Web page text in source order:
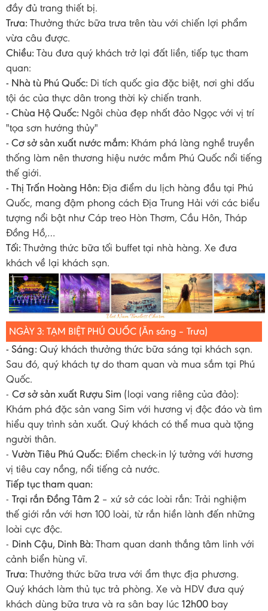
đầy đủ trang thiết bị.
Trưa: Thưởng thức bữa trưa trên tàu với chiến lợi phẩm
vừa câu được.
Chiều: Tàu đưa quý khách trở lại đất liền, tiếp tục tham
quan:
- Nhà tù Phú Quốc: Di tích quốc gia đặc biệt, nơi ghi dấu
tội ác của thực dân trong thời kỳ chiến tranh.
- Chùa Hộ Quốc: Ngôi chùa đẹp nhất đảo Ngọc với vị trí
"tọa sơn hướng thủy"
- Cơ sở sản xuất nước mắm: Khám phá làng nghề truyền
thống làm nên thương hiệu nước mắm Phú Quốc nổi tiếng
thế giới.
- Thị Trấn Hoàng Hôn: Địa điểm du lịch hàng đầu tại Phú
Quốc, mang đậm phong cách Địa Trung Hải với các biểu
tượng nổi bật như Cáp treo Hòn Thơm, Cầu Hôn, Tháp
Đồng Hồ,…
Tối: Thưởng thức bữa tối buffet tại nhà hàng. Xe đưa
khách về lại khách sạn.
NGÀY 3: TẠM BIỆT PHÚ QUỐC (Ăn sáng – Trưa)
- Sáng: Quý khách thưởng thức bữa sáng tại khách sạn.
Sau đó, quý khách tự do tham quan và mua sắm tại Phú
Quốc.
- Cơ sở sản xuất Rượu Sim (loại vang riêng của đảo):
Khám phá đặc sản vang Sim với hương vị độc đáo và tìm
hiểu quy trình sản xuất. Quý khách có thể mua quà tặng
người thân.
- Vườn Tiêu Phú Quốc: Điểm check-in lý tưởng với hương
vị tiêu cay nồng, nổi tiếng cả nước.
Tiếp tục tham quan:
- Trại rắn Đồng Tâm 2 – xứ sở các loài rắn: Trải nghiệm
thế giới rắn với hơn 100 loài, từ rắn hiền lành đến những
loài cực độc.
- Dinh Cậu, Dinh Bà: Tham quan danh thắng tâm linh với
cảnh biển hùng vĩ.
Trưa: Thưởng thức bữa trưa với ẩm thực địa phương.
Quý khách làm thủ tục trả phòng. Xe và HDV đưa quý
khách dùng bữa trưa và ra sân bay lúc 12h00 bay